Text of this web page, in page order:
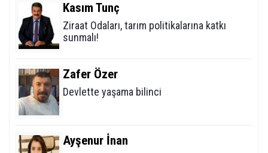
Kasım Tunç
Ziraat Odaları, tarım politikalarına katkı
sunmalı!
Zafer Özer
Devlette yaşama bilinci
Ayşenur İnan